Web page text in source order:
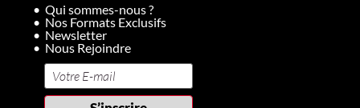
Qui sommes-nous ?
Nos Formats Exclusifs
Newsletter
Nous Rejoindre